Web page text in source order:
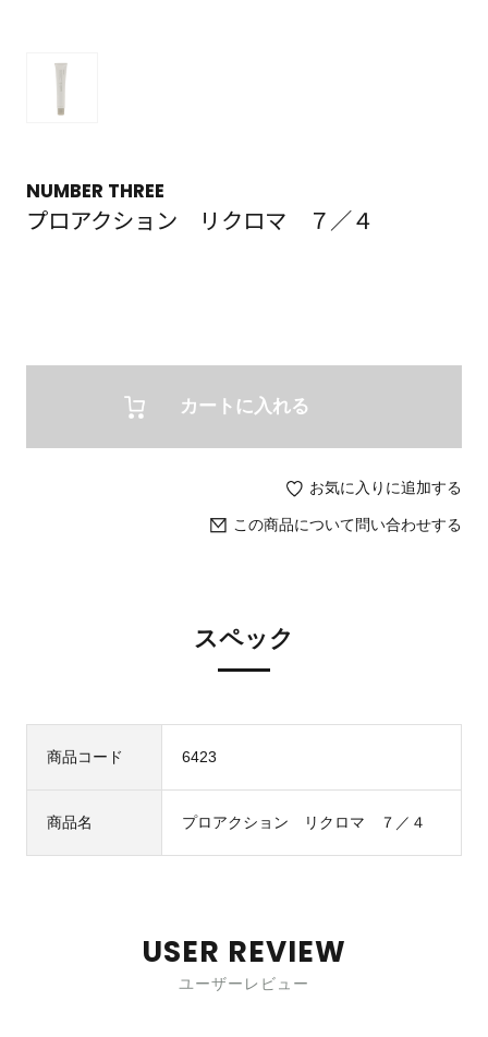
NUMBER THREE
プロアクション リクロマ ７／４
カートに入れる
お気に入りに追加する
この商品について問い合わせする
スペック
商品コード 6423
商品名 プロアクション リクロマ ７／４
USER REVIEW
ユーザーレビュー